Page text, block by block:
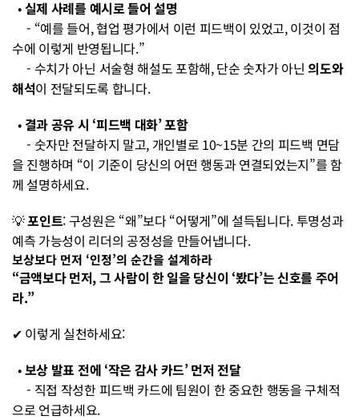
  •
실제 사례를 예시로 들어 설명
     - “예를 들어, 협업 평가에서 이런 피드백이 있었고, 이것이 점
수에 이렇게 반영됩니다.”
     - 수치가 아닌 서술형 해설도 포함해, 단순 숫자가 아닌
의도와
해석이 전달되도록 합니다.
  •
결과 공유 시 ‘피드백 대화’ 포함
     - 숫자만 전달하지 말고, 개인별로 10~15분 간의 피드백 면담
을 진행하며 “이 기준이 당신의 어떤 행동과 연결되었는지”를 함
께 설명하세요.
💡 포인트: 구성원은 “왜”보다 “어떻게”에 설득됩니다. 투명성과
예측 가능성이 리더의 공정성을 만들어냅니다.
보상보다 먼저 ‘인정’의 순간을 설계하라
“금액보다 먼저, 그 사람이 한 일을 당신이 ‘봤다’는 신호를 주어
라.”
✔ 이렇게 실천하세요:
  •
보상 발표 전에 ‘작은 감사 카드’ 먼저 전달
     - 직접 작성한 피드백 카드에 팀원이 한 중요한 행동을 구체적
으로 언급하세요.